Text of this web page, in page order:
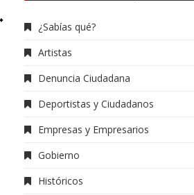
¿Sabías qué?
Artistas
Denuncia Ciudadana
Deportistas y Ciudadanos
Empresas y Empresarios
Gobierno
Históricos